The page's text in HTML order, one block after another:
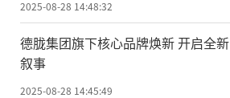
2025-08-28 14:48:32
德胧集团旗下核心品牌焕新 开启全新
叙事
2025-08-28 14:45:49